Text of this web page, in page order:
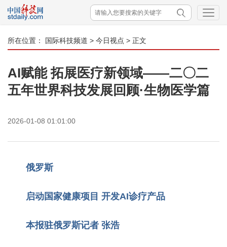
所在位置： 国际科技频道 > 今日视点 > 正文
AI赋能 拓展医疗新领域——二〇二
五年世界科技发展回顾·生物医学篇
2026-01-08 01:01:00
俄罗斯
启动国家健康项目 开发AI诊疗产品
本报驻俄罗斯记者 张浩